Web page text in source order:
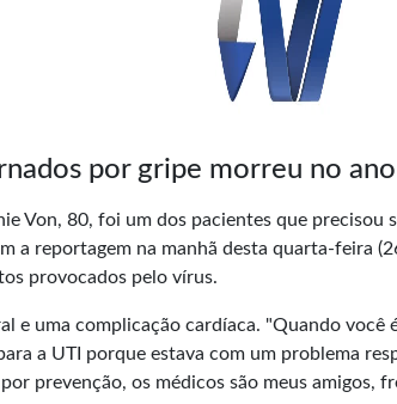
por gripe morreu no ano
Von, 80, foi um dos pacientes que precisou
a reportagem na manhã desta quarta-feira
provocados pelo vírus.
e uma complicação cardíaca. "Quando você
a UTI porque estava com um problema
prevenção, os médicos são meus amigos,